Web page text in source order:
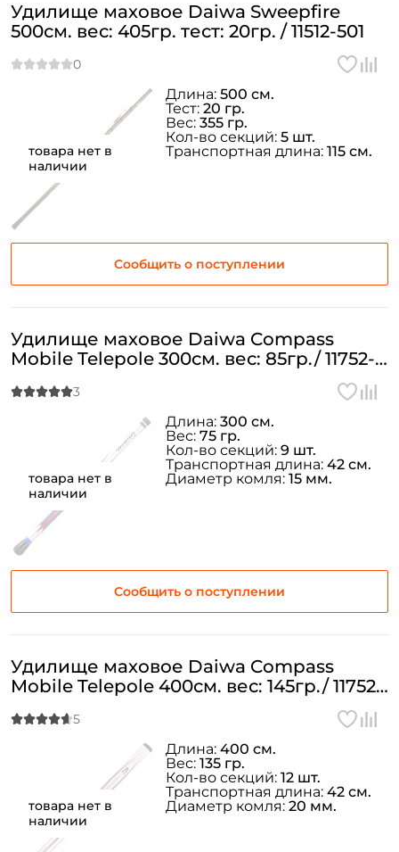
товара нет в
наличии
Удилище маховое Daiwa Sweepfire
500см. вес: 405гр. тест: 20гр. / 11512-501
Сообщить о поступлении
Длина: 500 см.
Тест: 20 гр.
Вес: 355 гр.
Кол-во секций: 5 шт.
Транспортная длина: 115 см.
товара нет в
наличии
Удилище маховое Daiwa Compass
Mobile Telepole 300см. вес: 85гр./ 11752-
Сообщить о поступлении
Длина: 300 см.
Вес: 75 гр.
Кол-во секций: 9 шт.
Транспортная длина: 42 см.
Диаметр комля: 15 мм.
товара нет в
наличии
Удилище маховое Daiwa Compass
Mobile Telepole 400см. вес: 145гр./ 11752-
Длина: 400 см.
Вес: 135 гр.
Кол-во секций: 12 шт.
Транспортная длина: 42 см.
Диаметр комля: 20 мм.